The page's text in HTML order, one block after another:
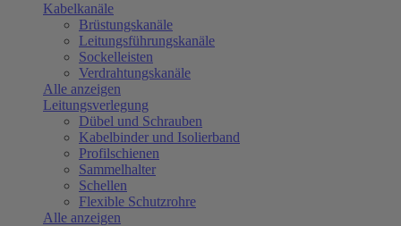
Kabelkanäle
Brüstungskanäle
Leitungsführungskanäle
Sockelleisten
Verdrahtungskanäle
Alle anzeigen
Leitungsverlegung
Dübel und Schrauben
Kabelbinder und Isolierband
Profilschienen
Sammelhalter
Schellen
Flexible Schutzrohre
Alle anzeigen